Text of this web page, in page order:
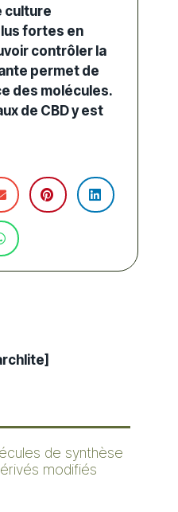
culture
fortes en
contrôler la
permet de
des molécules.
de CBD y est
de synthèse
modifiés